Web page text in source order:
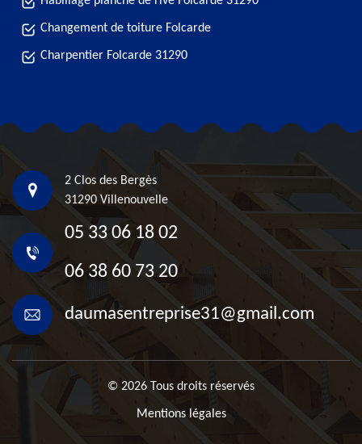
Changement de toiture Folcarde
Charpentier Folcarde 31290
2 Clos des Bergès
31290 Villenouvelle
05 33 06 18 02
06 38 60 73 20
daumasentreprise31@gmail.com
© 2026 Tous droits réservés
Mentions légales